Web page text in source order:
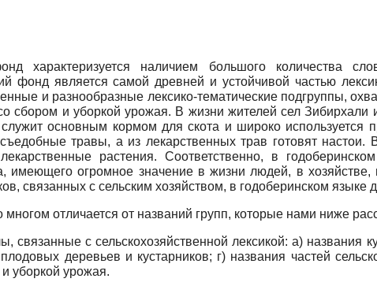
характеризуется наличием большого количества
фонд является самой древней и устойчивой частью
и разнообразные лексико-тематические подгруппы,
сбором и уборкой урожая. В жизни жителей сел Зибирхали
основным кормом для скота и широко
травы, а из лекарственных трав готовят настои.
растения. Соответственно, в
имеющего огромное значение в жизни людей, в
связанных с сельским хозяйством, в годоберинском языке
многом отличается от названий групп, которые нами ниже
связанные с сельскохозяйственной лексикой: а) названия
деревьев и кустарников; г) названия частей
уборкой урожая.